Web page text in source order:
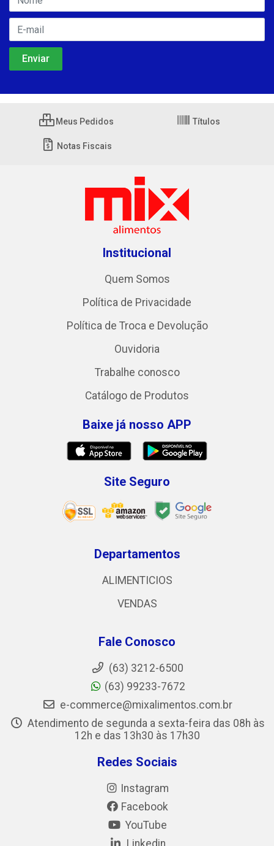
Meus Pedidos Títulos
Notas Fiscais
Institucional
Quem Somos
Política de Privacidade
Política de Troca e Devolução
Ouvidoria
Trabalhe conosco
Catálogo de Produtos
Baixe já nosso APP
Site Seguro
Departamentos
ALIMENTICIOS
VENDAS
Fale Conosco
(63) 3212-6500
(63) 99233-7672
e-commerce@mixalimentos.com.br
Atendimento de segunda a sexta-feira das 08h às
12h e das 13h30 às 17h30
Redes Sociais
Instagram
Facebook
YouTube
Linkedin